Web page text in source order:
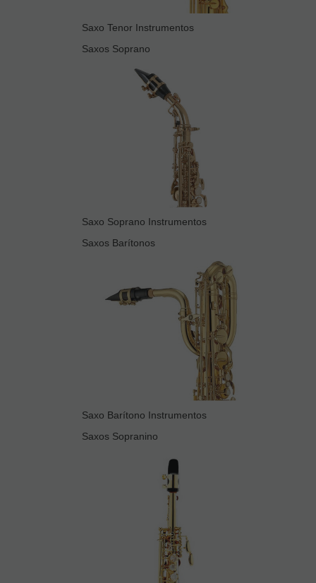
Saxo Tenor Instrumentos
Saxos Soprano
Saxo Soprano Instrumentos
Saxos Barítonos
Saxo Barítono Instrumentos
Saxos Sopranino